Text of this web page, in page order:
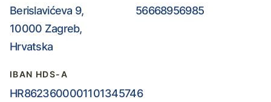
Berislavićeva 9,
10000 Zagreb,
Hrvatska
56668956985
IBAN HDS-A
HR8623600001101345746